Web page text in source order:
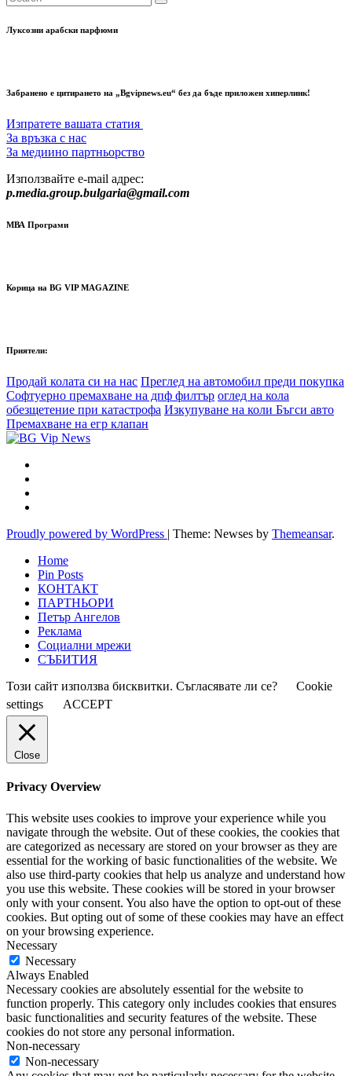
Луксозни арабски парфюми
Забранено е цитирането на „Bgvipnews.eu“ без да бъде приложен хиперлинк!
Изпратете вашата статия
За връзка с нас
За медиино партньорство
Използвайте e-mail адрес:
p.media.group.bulgaria@gmail.com
МВА Програми
Корица на BG VIP MAGAZINE
Приятели:
Продай колата си на нас Преглед на автомобил преди покупка
Софтуерно премахване на дпф филтър оглед на кола
обезщетение при катастрофа Изкупуване на коли Бъгси авто
Премахване на егр клапан
Proudly powered by WordPress | Theme: Newses by Themeansar.
Home
Pin Posts
КОНТАКТ
ПАРТНЬОРИ
Петър Ангелов
Реклама
Социални мрежи
СЪБИТИЯ
Този сайт използва бисквитки. Съгласявате ли се?
Cookie
settings
ACCEPT
Close
Privacy Overview
This website uses cookies to improve your experience while you
navigate through the website. Out of these cookies, the cookies that
are categorized as necessary are stored on your browser as they are
essential for the working of basic functionalities of the website. We
also use third-party cookies that help us analyze and understand how
you use this website. These cookies will be stored in your browser
only with your consent. You also have the option to opt-out of these
cookies. But opting out of some of these cookies may have an effect
on your browsing experience.
Necessary
Necessary
Always Enabled
Necessary cookies are absolutely essential for the website to
function properly. This category only includes cookies that ensures
basic functionalities and security features of the website. These
cookies do not store any personal information.
Non-necessary
Non-necessary